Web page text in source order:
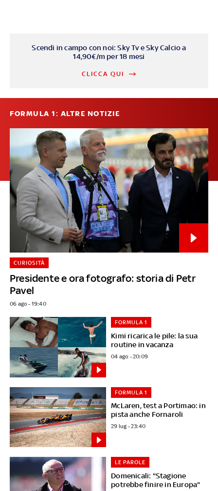
Scendi in campo con noi: Sky Tv e Sky Calcio a
14,90€/m per 18 mesi
CLICCA QUI
FORMULA 1: ALTRE NOTIZIE
Presidente e ora fotografo: storia di Petr
Pavel
CURIOSITÀ
06 ago - 19:40
Kimi ricarica le pile: la sua
routine in vacanza
FORMULA 1
04 ago - 20:09
McLaren, test a Portimao: in
pista anche Fornaroli
FORMULA 1
29 lug - 23:40
Domenicali: "Stagione
potrebbe finire in Europa"
LE PAROLE